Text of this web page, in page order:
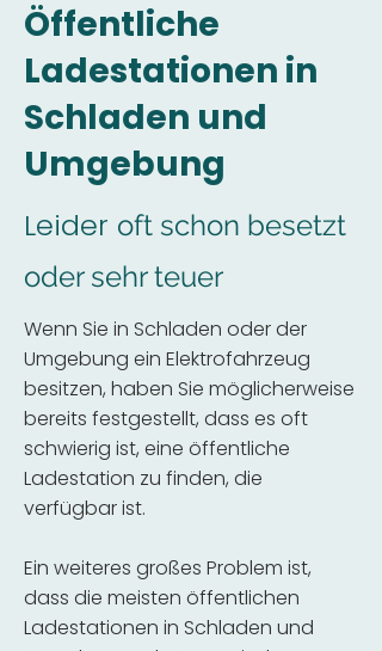
Öffentliche
Ladestationen in
Schladen und
Umgebung
Leider oft schon besetzt
oder sehr teuer
Wenn Sie in Schladen oder der
Umgebung ein Elektrofahrzeug
besitzen, haben Sie möglicherweise
bereits festgestellt, dass es oft
schwierig ist, eine öffentliche
Ladestation zu finden, die
verfügbar ist.
Ein weiteres großes Problem ist,
dass die meisten öffentlichen
Ladestationen in Schladen und